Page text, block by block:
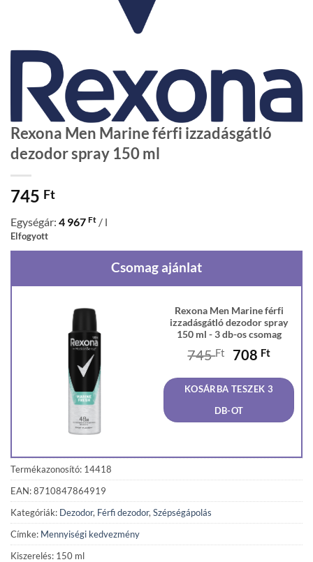
Rexona Men Marine férfi izzadásgátló
dezodor spray 150 ml
745 Ft
Egységár: 4 967 Ft / l
Elfogyott
Csomag ajánlat
Rexona Men Marine férfi
izzadásgátló dezodor spray
150 ml - 3 db-os csomag
745Ft
Original
was:
745 Ft.
708 Ft
is:
708
KOSÁRBA TESZEK 3
DB-OT
Termékazonosító: 14418
EAN: 8710847864919
Kategóriák: Dezodor, Férfi dezodor, Szépségápolás
Címke: Mennyiségi kedvezmény
Kiszerelés: 150 ml